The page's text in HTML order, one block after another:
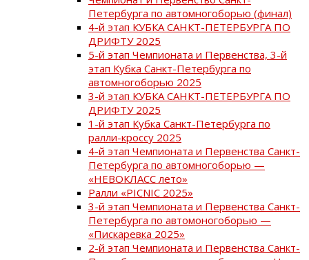
Петербурга по автомногоборью (финал)
4-й этап КУБКА САНКТ-ПЕТЕРБУРГА ПО
ДРИФТУ 2025
5-й этап Чемпионата и Первенства, 3-й
этап Кубка Санкт-Петербурга по
автомногоборью 2025
3-й этап КУБКА САНКТ-ПЕТЕРБУРГА ПО
ДРИФТУ 2025
1-й этап Кубка Санкт-Петербурга по
ралли-кроссу 2025
4-й этап Чемпионата и Первенства Санкт-
Петербурга по автомногоборью —
«НЕВОКЛАСС лето»
Ралли «PICNIC 2025»
3-й этап Чемпионата и Первенства Санкт-
Петербурга по автомоногоборью —
«Пискаревка 2025»
2-й этап Чемпионата и Первенства Санкт-